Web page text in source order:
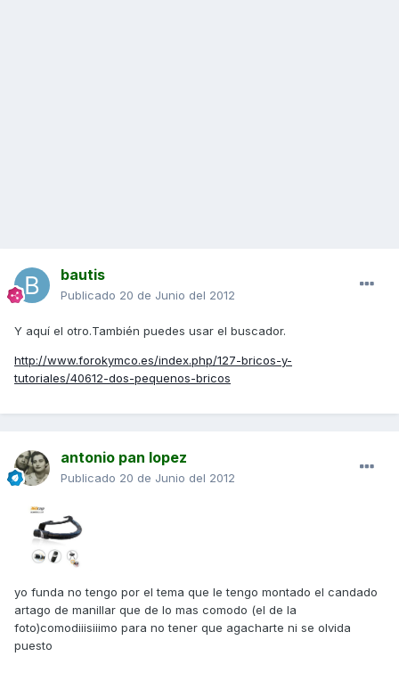
bautis
Publicado 20 de Junio del 2012
Y aquí el otro.También puedes usar el buscador.
http://www.forokymco.es/index.php/127-bricos-y-
tutoriales/40612-dos-pequenos-bricos
antonio pan lopez
Publicado 20 de Junio del 2012
yo funda no tengo por el tema que le tengo montado el candado
artago de manillar que de lo mas comodo (el de la
foto)comodiiisiiimo para no tener que agacharte ni se olvida
puesto